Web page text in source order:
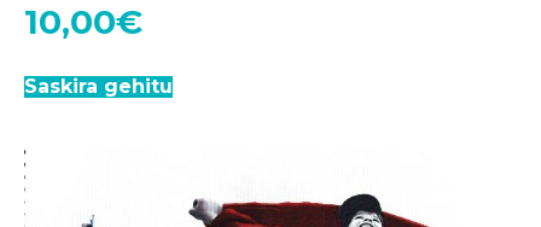
10,00€
Saskira gehitu